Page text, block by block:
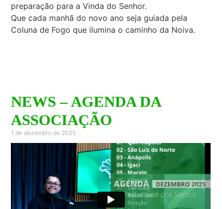
preparação para a Vinda do Senhor.
Que cada manhã do novo ano seja guiada pela
Coluna de Fogo que ilumina o caminho da Noiva.
NEWS – AGENDA DA
ASSOCIAÇÃO
1 de dezembro de 2025